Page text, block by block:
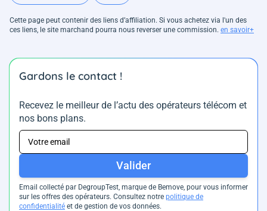
Cette page peut contenir des liens d’affiliation. Si vous achetez via l'un des
ces liens, le site marchand pourra nous reverser une commission. en savoir+
Gardons le contact !
Recevez le meilleur de l’actu des opérateurs télécom et
nos bons plans.
Valider
Email collecté par DegroupTest, marque de Bemove, pour vous informer
sur les offres des opérateurs. Consultez notre politique de
confidentialité et de gestion de vos données.